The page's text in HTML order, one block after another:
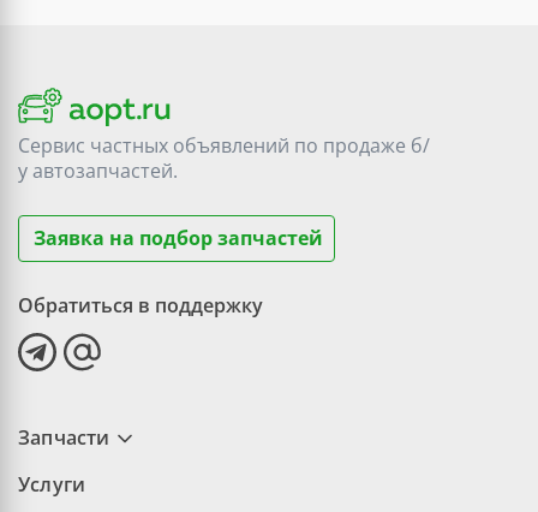
Сервис частных объявлений по продаже б/
уавтозапчастей.
Заявка на подбор запчастей
Обратиться в поддержку
Запчасти
Услуги